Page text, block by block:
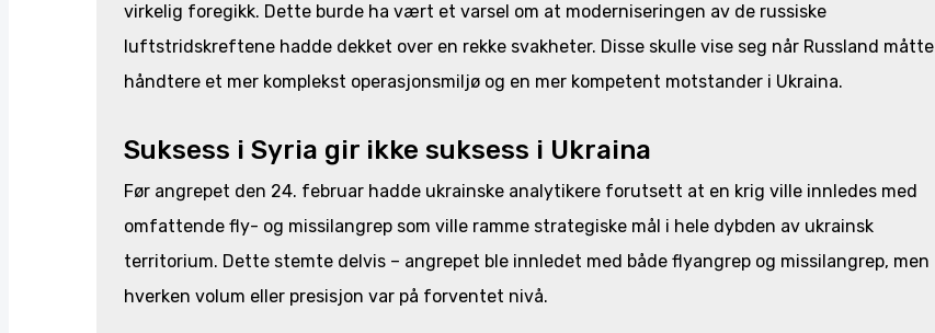
virkelig foregikk. Dette burde ha vært et varsel om at moderniseringen av de russiske
luftstridskreftene hadde dekket over en rekke svakheter. Disse skulle vise seg når Russland måtte
håndtere et mer komplekst operasjonsmiljø og en mer kompetent motstander i Ukraina.
Suksess i Syria gir ikke suksess i Ukraina
Før angrepet den 24. februar hadde ukrainske analytikere forutsett at en krig ville innledes med
omfattende fly- og missilangrep som ville ramme strategiske mål i hele dybden av ukrainsk
territorium. Dette stemte delvis – angrepet ble innledet med både flyangrep og missilangrep, men
hverken volum eller presisjon var på forventet nivå.